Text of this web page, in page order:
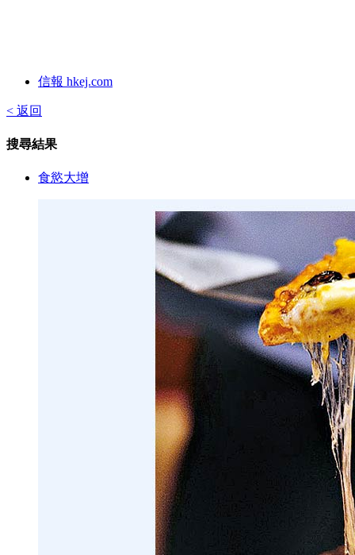
信報 hkej.com
< 返回
搜尋結果
食慾大增